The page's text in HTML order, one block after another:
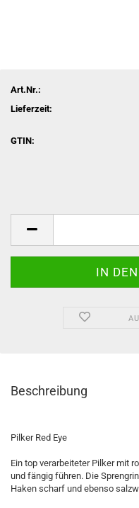
Art.Nr.:
Lieferzeit:
GTIN:
Beschreibung
Pilker Red Eye
Ein top verarbeiteter Pilker mit
und fängig führen. Die
Haken scharf und ebenso